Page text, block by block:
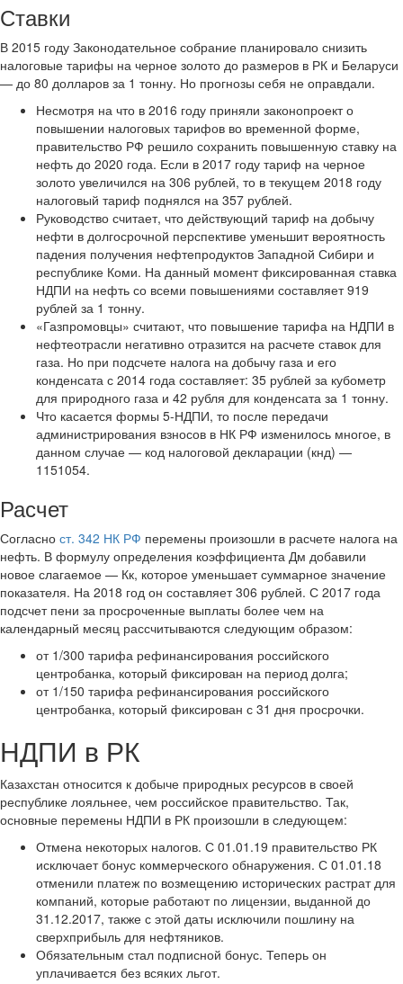
Ставки
В 2015 году Законодательное собрание планировало снизить
налоговые тарифы на черное золото до размеров в РК и Беларуси
— до 80 долларов за 1 тонну. Но прогнозы себя не оправдали.
Несмотря на что в 2016 году приняли законопроект о
повышении налоговых тарифов во временной форме,
правительство РФ решило сохранить повышенную ставку на
нефть до 2020 года. Если в 2017 году тариф на черное
золото увеличился на 306 рублей, то в текущем 2018 году
налоговый тариф поднялся на 357 рублей.
Руководство считает, что действующий тариф на добычу
нефти в долгосрочной перспективе уменьшит вероятность
падения получения нефтепродуктов Западной Сибири и
республике Коми. На данный момент фиксированная ставка
НДПИ на нефть со всеми повышениями составляет 919
рублей за 1 тонну.
«Газпромовцы» считают, что повышение тарифа на НДПИ в
нефтеотрасли негативно отразится на расчете ставок для
газа. Но при подсчете налога на добычу газа и его
конденсата с 2014 года составляет: 35 рублей за кубометр
для природного газа и 42 рубля для конденсата за 1 тонну.
Что касается формы 5-НДПИ, то после передачи
администрирования взносов в НК РФ изменилось многое, в
данном случае — код налоговой декларации (кнд) —
1151054.
Расчет
Согласно ст. 342 НК РФ перемены произошли в расчете налога на
нефть. В формулу определения коэффициента Дм добавили
новое слагаемое — Кк, которое уменьшает суммарное значение
показателя. На 2018 год он составляет 306 рублей. С 2017 года
подсчет пени за просроченные выплаты более чем на
календарный месяц рассчитываются следующим образом:
от 1/300 тарифа рефинансирования российского
центробанка, который фиксирован на период долга;
от 1/150 тарифа рефинансирования российского
центробанка, который фиксирован с 31 дня просрочки.
НДПИ в РК
Казахстан относится к добыче природных ресурсов в своей
республике лояльнее, чем российское правительство. Так,
основные перемены НДПИ в РК произошли в следующем:
Отмена некоторых налогов. С 01.01.19 правительство РК
исключает бонус коммерческого обнаружения. С 01.01.18
отменили платеж по возмещению исторических растрат для
компаний, которые работают по лицензии, выданной до
31.12.2017, также с этой даты исключили пошлину на
сверхприбыль для нефтяников.
Обязательным стал подписной бонус. Теперь он
уплачивается без всяких льгот.